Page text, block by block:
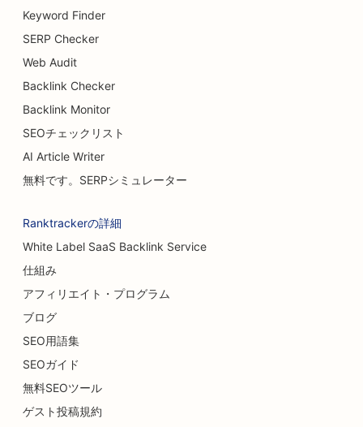
Keyword Finder
SERP Checker
Web Audit
Backlink Checker
Backlink Monitor
SEOチェックリスト
AI Article Writer
無料です。SERPシミュレーター
Ranktrackerの詳細
White Label SaaS Backlink Service
仕組み
アフィリエイト・プログラム
ブログ
SEO用語集
SEOガイド
無料SEOツール
ゲスト投稿規約